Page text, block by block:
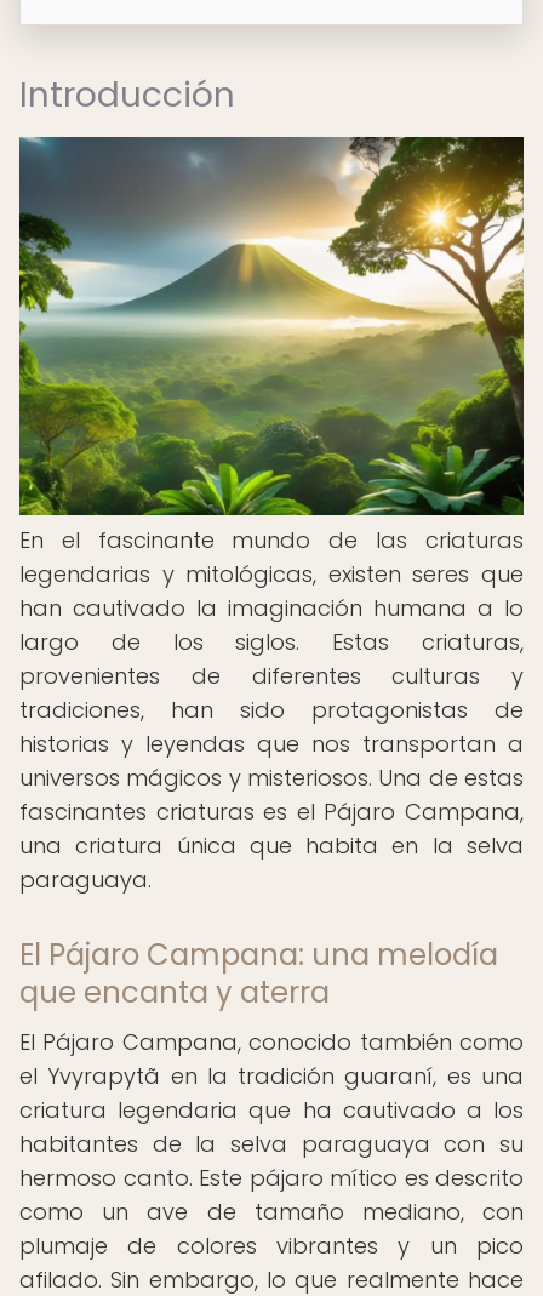
Introducción
En el fascinante mundo de las criaturas
legendarias y mitológicas, existen seres que
han cautivado la imaginación humana a lo
largo de los siglos. Estas criaturas,
provenientes de diferentes culturas y
tradiciones, han sido protagonistas de
historias y leyendas que nos transportan a
universos mágicos y misteriosos. Una de estas
fascinantes criaturas es el Pájaro Campana,
una criatura única que habita en la selva
paraguaya.
El Pájaro Campana: una melodía
que encanta y aterra
El Pájaro Campana, conocido también como
el Yvyrapytã en la tradición guaraní, es una
criatura legendaria que ha cautivado a los
habitantes de la selva paraguaya con su
hermoso canto. Este pájaro mítico es descrito
como un ave de tamaño mediano, con
plumaje de colores vibrantes y un pico
afilado. Sin embargo, lo que realmente hace